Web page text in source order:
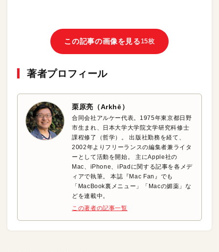
この記事の画像を見る 15枚
著者プロフィール
栗原亮（Arkhē）
合同会社アルケー代表。1975年東京都日野
市生まれ、日本大学大学院文学研究科修士
課程修了（哲学）。 出版社勤務を経て、
2002年よりフリーランスの編集者兼ライタ
ーとして活動を開始。 主にApple社の
Mac、iPhone、iPadに関する記事を各メデ
ィアで執筆。 本誌『Mac Fan』でも
「MacBook裏メニュー」「Macの媚薬」な
どを連載中。
この著者の記事一覧